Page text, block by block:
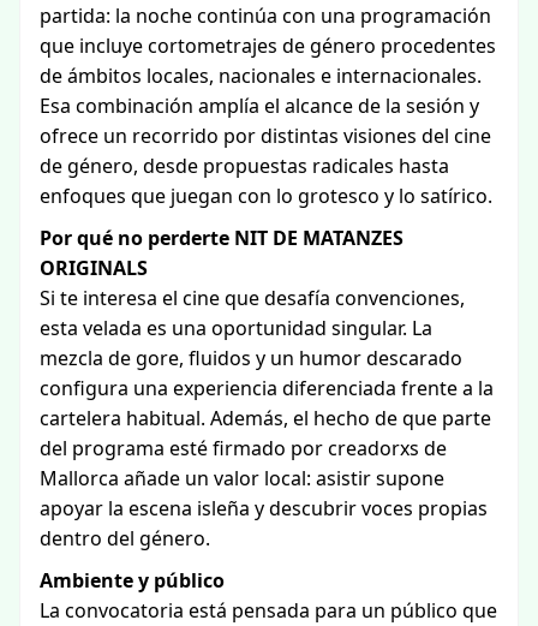
partida: la noche continúa con una programación
que incluye cortometrajes de género procedentes
de ámbitos locales, nacionales e internacionales.
Esa combinación amplía el alcance de la sesión y
ofrece un recorrido por distintas visiones del cine
de género, desde propuestas radicales hasta
enfoques que juegan con lo grotesco y lo satírico.
Por qué no perderte NIT DE MATANZES
ORIGINALS
Si te interesa el cine que desafía convenciones,
esta velada es una oportunidad singular. La
mezcla de gore, fluidos y un humor descarado
configura una experiencia diferenciada frente a la
cartelera habitual. Además, el hecho de que parte
del programa esté firmado por creadorxs de
Mallorca añade un valor local: asistir supone
apoyar la escena isleña y descubrir voces propias
dentro del género.
Ambiente y público
La convocatoria está pensada para un público que